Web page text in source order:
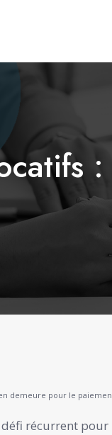
demeure pour le
récurrent